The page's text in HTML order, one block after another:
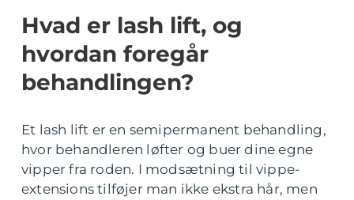
Hvad er lash lift, og
hvordan foregår
behandlingen?
Et lash lift er en semipermanent behandling,
hvor behandleren løfter og buer dine egne
vipper fra roden. I modsætning til vippe-
extensions tilføjer man ikke ekstra hår, men